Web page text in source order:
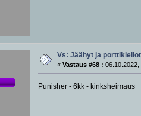
Vs: Jäähyt ja porttikiellot
« Vastaus #68 : 06.10.2022,
Punisher - 6kk - kinksheimaus